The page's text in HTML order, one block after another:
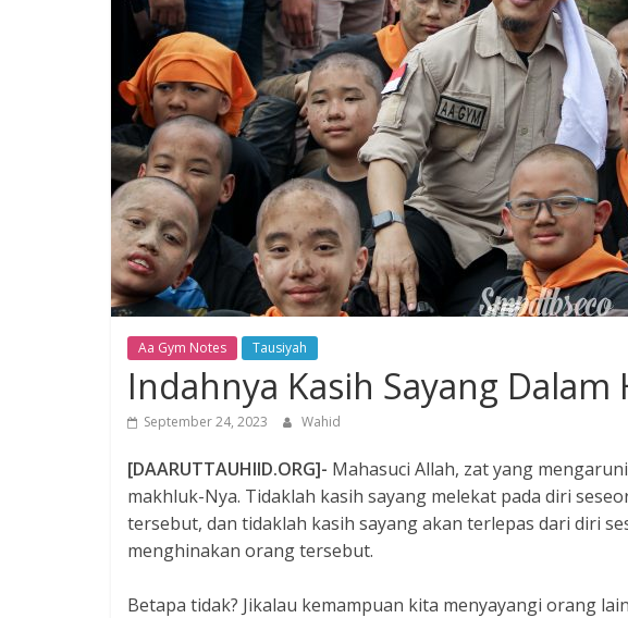
Aa Gym Notes Tausiyah
Indahnya Kasih Sayang Dalam
September 24, 2023 Wahid
[DAARUTTAUHIID.ORG]- Mahasuci Allah, zat yang
makhluk-Nya. Tidaklah kasih sayang melekat pada diri
tersebut, dan tidaklah kasih sayang akan terlepas dari diri
menghinakan orang tersebut.
Betapa tidak? Jikalau kemampuan kita menyayangi orang